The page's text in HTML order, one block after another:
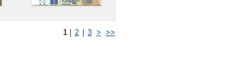
1 2 3 > >>